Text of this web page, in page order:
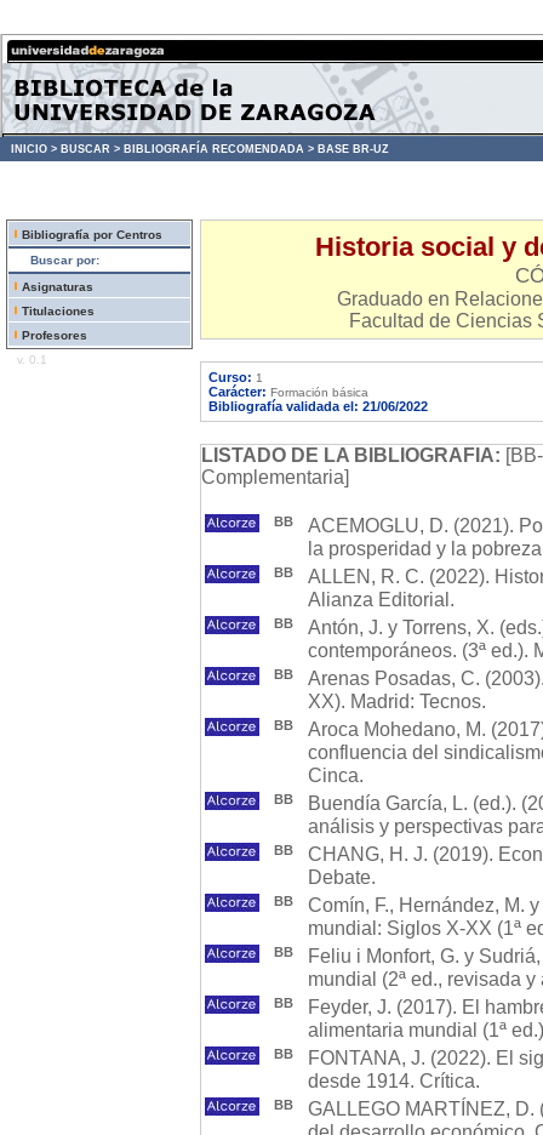
INICIO > BUSCAR > BIBLIOGRAFÍA RECOMENDADA > BASE BR-UZ
Bibliografía por Centros
Buscar por:
Asignaturas
Titulaciones
Profesores
v. 0.1
Historia social y
Graduado en
Facultad de Ciencias
Curso: 1
Carácter: Formación básica
Bibliografía validada el: 21/06/2022
LISTADO DE LA BIBLIOGRAFIA:
Complementaria]
BB
ACEMOGLU, D. (2021).
la prosperidad y la
BB
ALLEN, R. C. (2022).
Alianza Editorial.
BB
Antón, J. y Torrens, X.
contemporáneos. (3ª ed.).
BB
Arenas Posadas, C.
XX). Madrid: Tecnos.
BB
Aroca Mohedano, M.
confluencia del
Cinca.
BB
Buendía García, L. (ed.).
análisis y perspectivas
BB
CHANG, H. J. (2019).
Debate.
BB
Comín, F., Hernández, M.
mundial: Siglos X-XX (1ª
BB
Feliu i Monfort, G. y
mundial (2ª ed., revisada
BB
Feyder, J. (2017). El
alimentaria mundial (1ª
BB
FONTANA, J. (2022). El
desde 1914. Crítica.
BB
GALLEGO MARTÍNEZ, D.